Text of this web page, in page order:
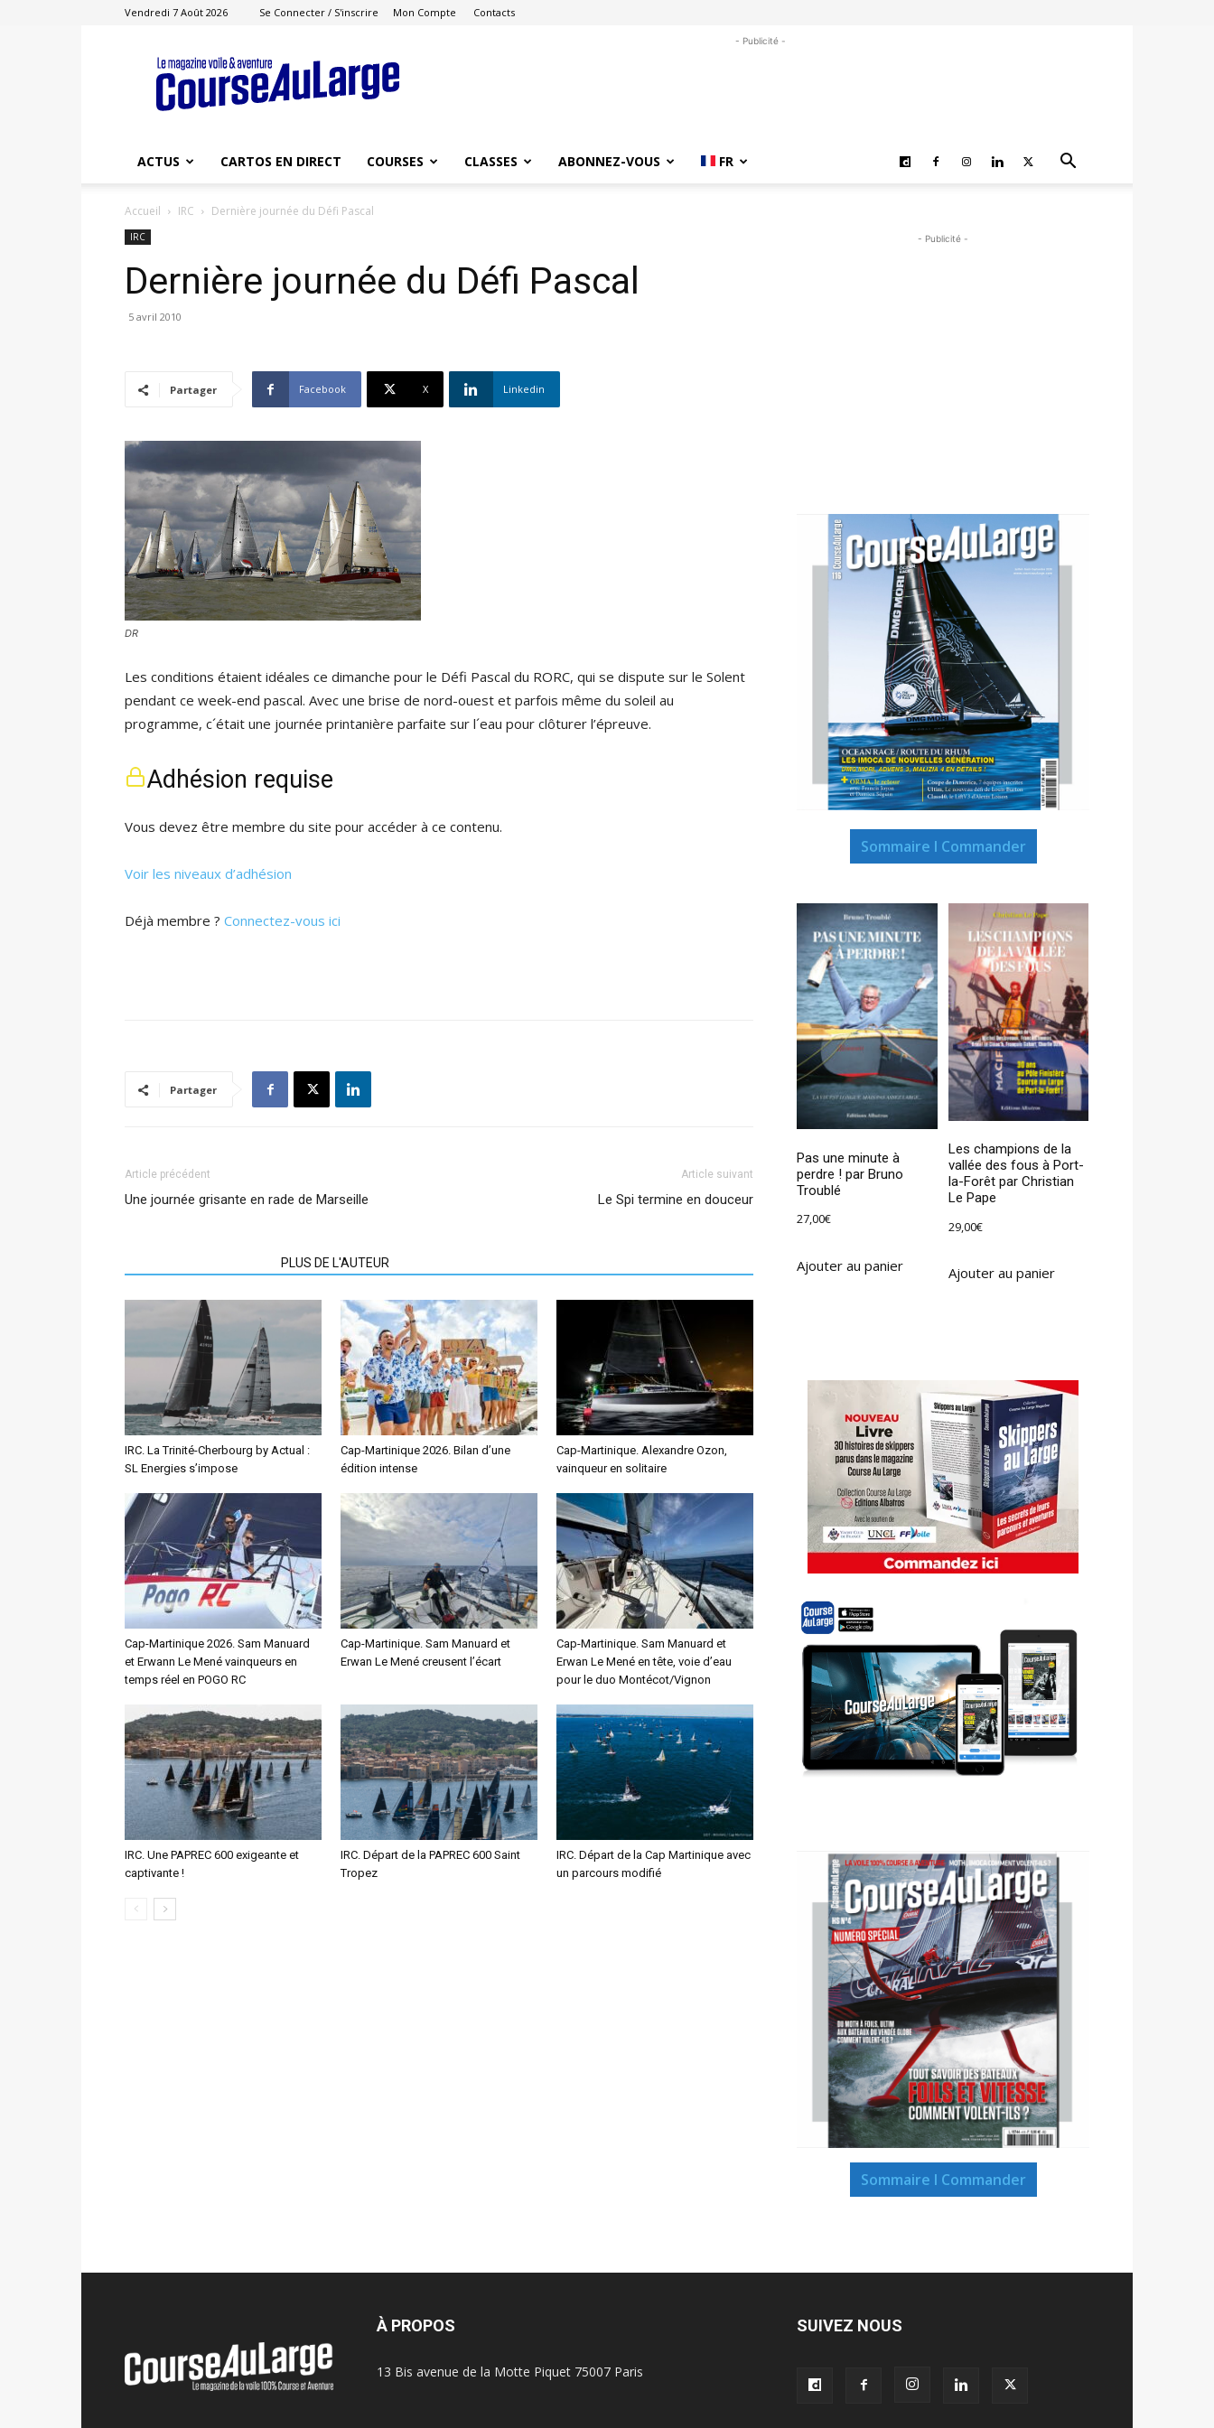
Vendredi 7 Août 2026 Se Connecter / S'inscrire Mon Compte Contacts
Course
au
Large
- Publicité -
ACTUS CARTOS EN DIRECT COURSES CLASSES ABONNEZ-VOUS FR
Accueil IRC Dernière journée du Défi Pascal
IRC
Dernière journée du Défi Pascal
5 avril 2010
Partager Facebook X Linkedin
DR
Les conditions étaient idéales ce dimanche pour le Défi Pascal du RORC, qui se dispute sur le Solent
pendant ce week-end pascal. Avec une brise de nord-ouest et parfois même du soleil au
programme, c´était une journée printanière parfaite sur l´eau pour clôturer l’épreuve.
Adhésion requise
Vous devez être membre du site pour accéder à ce contenu.
Voir les niveaux d’adhésion
Déjà membre ? Connectez-vous ici
Partager
Article précédent
Une journée grisante en rade de Marseille
Article suivant
Le Spi termine en douceur
PLUS DE L'AUTEUR
IRC. La Trinité-Cherbourg by Actual :
SL Energies s’impose
Cap-Martinique 2026. Bilan d’une
édition intense
Cap-Martinique. Alexandre Ozon,
vainqueur en solitaire
Cap-Martinique 2026. Sam Manuard
et Erwann Le Mené vainqueurs en
temps réel en POGO RC
Cap-Martinique. Sam Manuard et
Erwan Le Mené creusent l’écart
Cap-Martinique. Sam Manuard et
Erwan Le Mené en tête, voie d’eau
pour le duo Montécot/Vignon
IRC. Une PAPREC 600 exigeante et
captivante !
IRC. Départ de la PAPREC 600 Saint
Tropez
IRC. Départ de la Cap Martinique avec
un parcours modifié
- Publicité -
Sommaire I Commander
Pas une minute à
perdre ! par Bruno
Troublé
27,00€
Ajouter au panier
Les champions de la
vallée des fous à Port-
la-Forêt par Christian
Le Pape
29,00€
Ajouter au panier
Sommaire I Commander
À PROPOS
13 Bis avenue de la Motte Piquet 75007 Paris
SUIVEZ NOUS